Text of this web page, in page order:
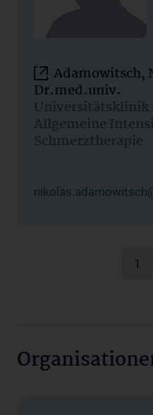
Adamowitsch,
Dr.med.univ.
Universitätsklinik
Allgemeine
Schmerztherapie
1